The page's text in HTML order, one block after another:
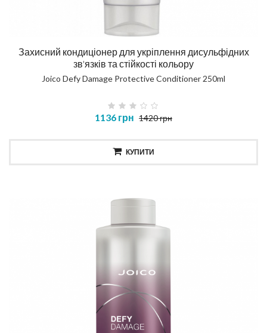
Захисний кондиціонер для укріплення дисульфідних
зв'язків та стійкості кольору
Joico Defy Damage Protective Conditioner 250ml
1136 грн 1420 грн
КУПИТИ